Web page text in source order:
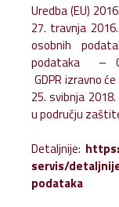
Uredba (EU)
27. travnja
osobnih
podataka –
GDPR izravno
25. svibnja
u području
Detaljnije:
servis/
podataka